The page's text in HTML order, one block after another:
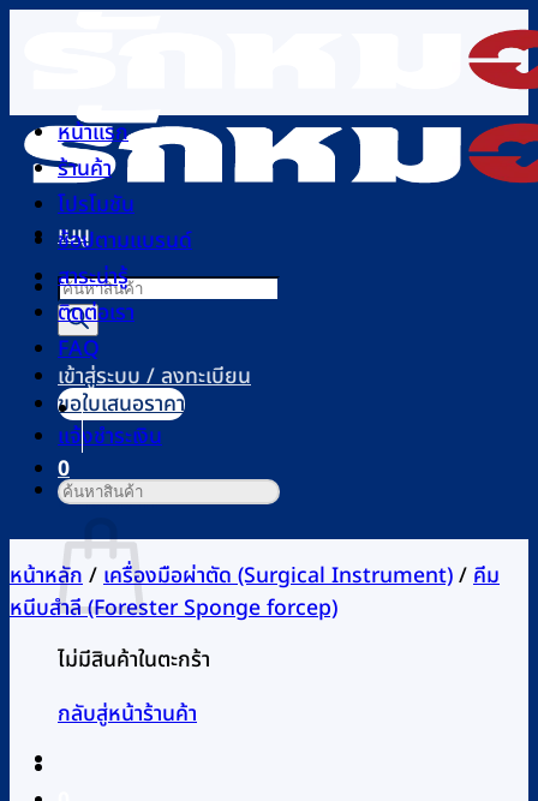
เนื้อหา
เมนู
Products
search
เข้าสู่ระบบ / ลงทะเบียน
0
ตะกร้าสินค้า
ไม่มีสินค้าในตะกร้า
กลับสู่หน้าร้านค้า
หน้าแรก
ร้านค้า
โปรโมชัน
ช้อปตามแบรนด์
สาระน่ารู้
ติดต่อเรา
FAQ
ขอใบเสนอราคา
แจ้งชำระเงิน
ค้นหา:
หน้าหลัก/เครื่องมือผ่าตัด (Surgical Instrument)/คีม
หนีบสำลี (Forester Sponge forcep)